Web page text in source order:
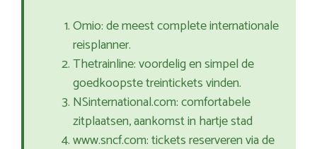
Omio: de meest complete internationale
reisplanner.
Thetrainline: voordelig en simpel de
goedkoopste treintickets vinden.
NSinternational.com: comfortabele
zitplaatsen, aankomst in hartje stad
www.sncf.com: tickets reserveren via de